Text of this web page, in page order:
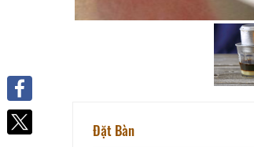
Đặt Bàn
Facebook